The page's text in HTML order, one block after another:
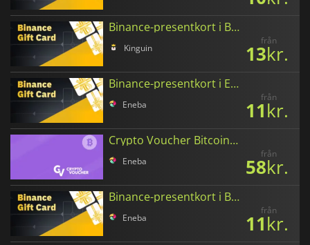
Binance-presentkort i Binance Coin
Kinguin
från
13kr.
Binance-presentkort i Ethereum
Eneba
från
11kr.
Crypto Voucher Bitcoin (BTC)
Eneba
från
58kr.
Binance-presentkort i Bitcoin
Eneba
från
11kr.